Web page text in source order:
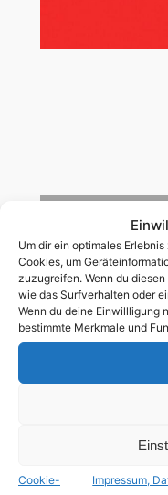
Um dir ein optimales
Cookies, um
zuzugreifen. Wenn du
wie das Surfverhalten oder
Wenn du deine Einwillligung
bestimmte Merkmale und
Cookie-
Impressum,
Biopic,Drama,